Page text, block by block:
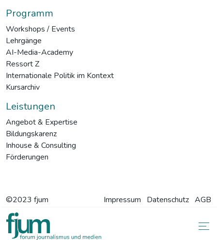
Programm
Workshops / Events
Lehrgänge
AI-Media-Academy
Ressort Z
Internationale Politik im Kontext
Kursarchiv
Leistungen
Angebot & Expertise
Bildungskarenz
Inhouse & Consulting
Förderungen
Impressum Datenschutz AGB
©2023 fjum